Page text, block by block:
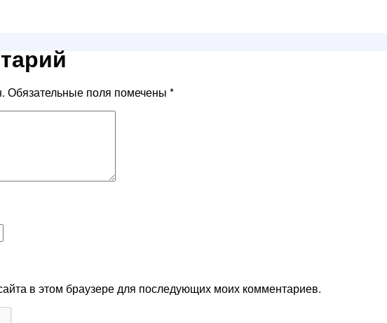
Обязательные поля помечены *
в этом браузере для последующих моих комментариев.